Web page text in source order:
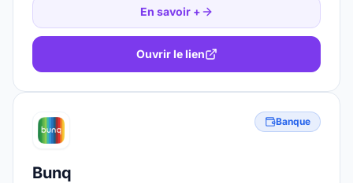
En savoir +
Ouvrir le lien
Banque
Bunq